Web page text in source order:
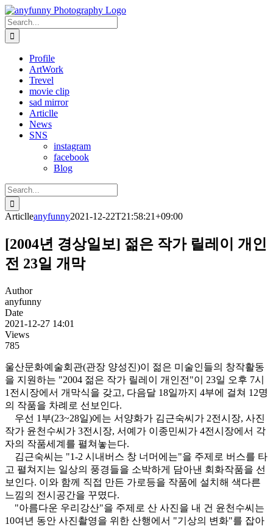
Skip
to
content
Search
for:
Profile
ArtWork
Trevel
movie clip
sad mirror
Articlle
News
SNS
instagram
facebook
Blog
Search
for:
Articlleanyfunny2021-12-22T21:58:21+09:00
[2004년 경상일보] 젊은 작가 릴레이 개인
전 23일 개막
Author
anyfunny
Date
2021-12-27 14:01
Views
785
울산문화예술회관(관장 양성진)이 젊은 미술인들의 창작활동
을 지원하는 "2004 젊은 작가 릴레이 개인전"이 23일 오후 7시
1전시장에서 개막식을 갖고, 다음달 18일까지 4부에 걸쳐 12명
의 작품을 차례로 선보인다.
우선 1부(23~28일)에는 서양화가 김근숙씨가 2전시장, 사진
작가 윤천수씨가 3전시장, 서예가 이종민씨가 4전시장에서 각
자의 작품세계를 펼쳐놓는다.
김근숙씨는 "1-2 시내버스 창 너머에는"을 주제로 버스를 타
고 펼쳐지는 일상의 풍경들을 소박하게 담아낸 회화작품을 선
보인다. 이와 함께 직접 만든 가로등을 작품에 설치해 색다른
느낌의 전시공간을 꾸몄다.
"아름다운 우리강산"을 주제로 산 사진을 내 건 윤천수씨는
10여년 동안 사진촬영을 위한 산행에서 "기상의 변화"를 잡아